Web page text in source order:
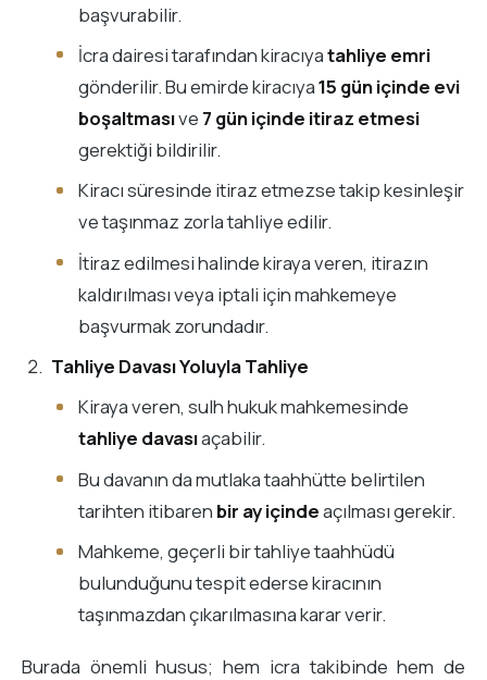
başvurabilir.
İcra dairesi tarafından kiracıyatahliye emri
gönderilir. Bu emirde kiracıya15 gün içinde evi
boşaltmasıve 7 gün içinde itiraz etmesi
gerektiği bildirilir.
Kiracı süresinde itiraz etmezse takip kesinleşir
ve taşınmaz zorla tahliye edilir.
İtiraz edilmesi halinde kiraya veren, itirazın
kaldırılması veya iptali için mahkemeye
başvurmak zorundadır.
Tahliye Davası Yoluyla Tahliye
Kiraya veren, sulh hukuk mahkemesinde
tahliye davasıaçabilir.
Bu davanın da mutlaka taahhütte belirtilen
tarihten itibaren bir ay içindeaçılması gerekir.
Mahkeme, geçerli bir tahliye taahhüdü
bulunduğunu tespit ederse kiracının
taşınmazdan çıkarılmasına karar verir.
Burada önemli husus; hem icra takibinde hem de